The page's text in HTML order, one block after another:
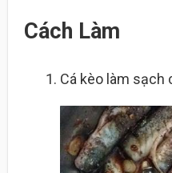
Cách Làm
Cá kèo làm sạch